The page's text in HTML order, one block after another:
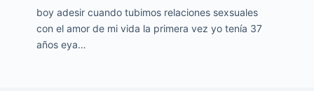
boy adesir cuando tubimos relaciones sexsuales
con el amor de mi vida la primera vez yo tenía 37
años eya…